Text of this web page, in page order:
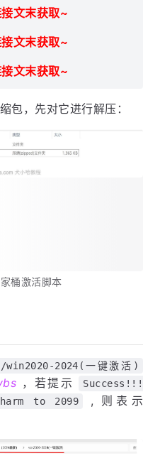
文末获取~
文末获取~
文末获取~
包，先对它进行解压：
桶激活脚本
/win2020-2024(一键激活)
，若提示
Success!!!
to 2099
, 则表示